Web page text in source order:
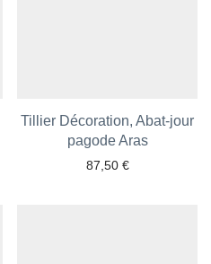
Tillier Décoration, Abat-jour
pagode Aras
87,50 €
Ajouter aux favoris